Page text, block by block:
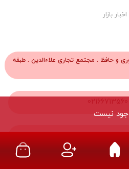
نیست
اخبار بازار
و حافظ . مجتمع تجاری علاءالدین . طبقه
02166713560